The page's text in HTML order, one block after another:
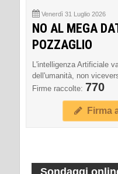
Venerdì 31 Luglio 2026
NO AL MEGA
POZZAGLIO
L'intelligenza Artificiale
dell'umanità, non
Firme raccolte: 770
Firma
Sondaggi